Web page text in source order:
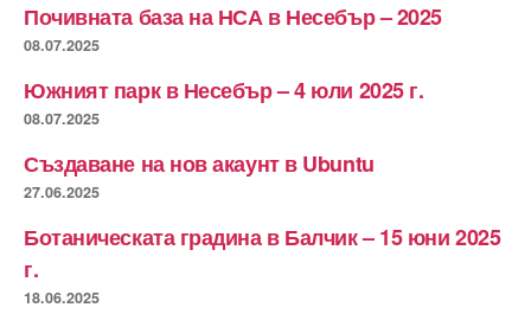
Почивната база на НСА в Несебър – 2025
08.07.2025
Южният парк в Несебър – 4 юли 2025 г.
08.07.2025
Създаване на нов акаунт в Ubuntu
27.06.2025
Ботаническата градина в Балчик – 15 юни 2025
г.
18.06.2025